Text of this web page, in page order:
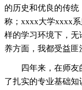
的历史和优良的传
称；xxxx大学xxxx
样的学习环境下，
养方面，我都受益匪
四年来，在师
了扎实的专业基础